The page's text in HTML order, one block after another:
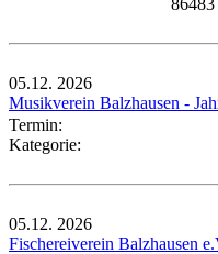
86483
05.12. 2026
Musikverein Balzhausen -
Termin:
Kategorie:
05.12. 2026
Fischereiverein Balzhausen